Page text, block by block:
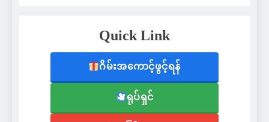
Quick Link
ဂိမ်းအကောင့်ဖွင့်ရန်
ရုပ်ရှင်